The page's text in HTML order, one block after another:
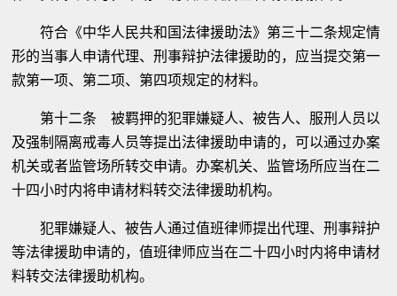
符合《中华人民共和国法律援助法》第三十二条规定情
形的当事人申请代理、刑事辩护法律援助的，应当提交第一
款第一项、第二项、第四项规定的材料。
第十二条 被羁押的犯罪嫌疑人、被告人、服刑人员以
及强制隔离戒毒人员等提出法律援助申请的，可以通过办案
机关或者监管场所转交申请。办案机关、监管场所应当在二
十四小时内将申请材料转交法律援助机构。
犯罪嫌疑人、被告人通过值班律师提出代理、刑事辩护
等法律援助申请的，值班律师应当在二十四小时内将申请材
料转交法律援助机构。